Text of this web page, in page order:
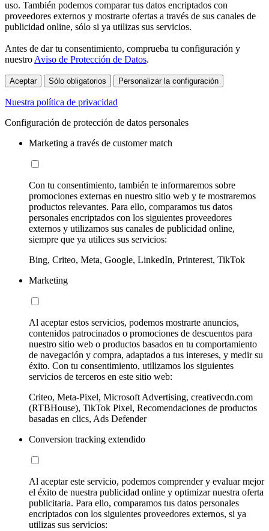
uso. También podemos comparar tus datos encriptados con
proveedores externos y mostrarte ofertas a través de sus canales de
publicidad online, sólo si ya utilizas sus servicios.
Antes de dar tu consentimiento, comprueba tu configuración y
nuestro Aviso de Protección de Datos.
Aceptar Sólo obligatorios Personalizar la configuración
Nuestra política de privacidad
Configuración de protección de datos personales
Marketing a través de customer match
Con tu consentimiento, también te informaremos sobre
promociones externas en nuestro sitio web y te mostraremos
productos relevantes. Para ello, comparamos tus datos
personales encriptados con los siguientes proveedores
externos y utilizamos sus canales de publicidad online,
siempre que ya utilices sus servicios:
Bing, Criteo, Meta, Google, LinkedIn, Printerest, TikTok
Marketing
Al aceptar estos servicios, podemos mostrarte anuncios,
contenidos patrocinados o promociones de descuentos para
nuestro sitio web o productos basados en tu comportamiento
de navegación y compra, adaptados a tus intereses, y medir su
éxito. Con tu consentimiento, utilizamos los siguientes
servicios de terceros en este sitio web:
Criteo, Meta-Pixel, Microsoft Advertising, creativecdn.com
(RTBHouse), TikTok Pixel, Recomendaciones de productos
basadas en clics, Ads Defender
Conversion tracking extendido
Al aceptar este servicio, podemos comprender y evaluar mejor
el éxito de nuestra publicidad online y optimizar nuestra oferta
publicitaria. Para ello, comparamos tus datos personales
encriptados con los siguientes proveedores externos, si ya
utilizas sus servicios: